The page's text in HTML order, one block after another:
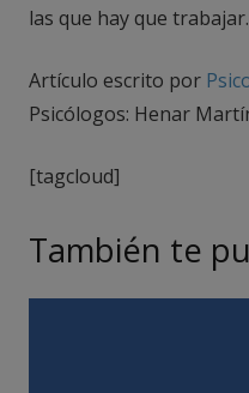
las que hay que trabajar.
Artículo escrito por
Psicólogos: Henar
[tagcloud]
También te